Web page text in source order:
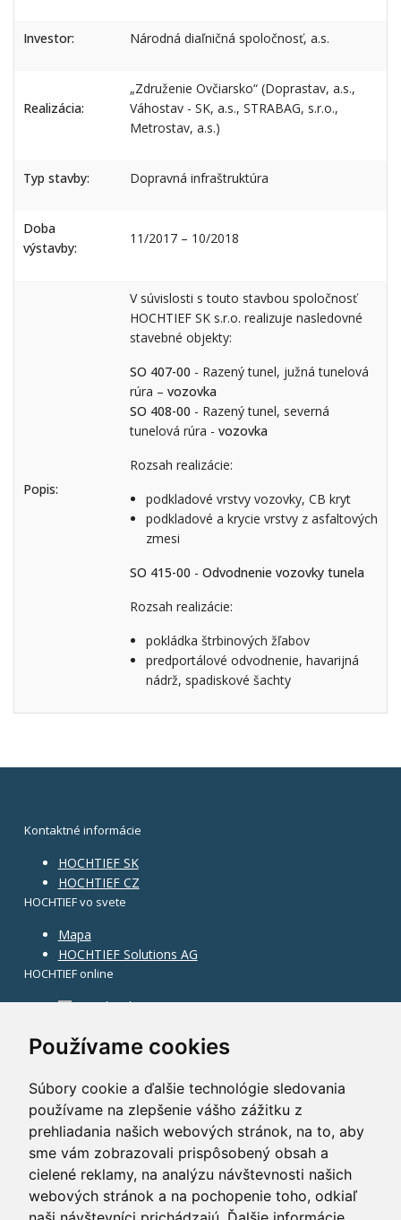
Používame cookies
Súbory cookie a ďalšie technológie sledovania
používame na zlepšenie vášho zážitku z
prehliadania našich webových stránok, na to, aby
sme vám zobrazovali prispôsobený obsah a
cielené reklamy, na analýzu návštevnosti našich
webových stránok a na pochopenie toho, odkiaľ
Investor: Národná diaľničná spoločnosť, a.s.
Realizácia:
„Združenie Ovčiarsko“ (Doprastav, a.s.,
Váhostav - SK, a.s., STRABAG, s.r.o.,
Metrostav, a.s.)
Typ stavby: Dopravná infraštruktúra
Doba
výstavby:
11/2017 – 10/2018
Popis:
V súvislosti s touto stavbou spoločnosť
HOCHTIEF SK s.r.o. realizuje nasledovné
stavebné objekty:
SO 407-00 - Razený tunel, južná tunelová
rúra – vozovka
SO 408-00 - Razený tunel, severná
tunelová rúra - vozovka
Rozsah realizácie:
podkladové vrstvy vozovky, CB kryt
podkladové a krycie vrstvy z asfaltových
zmesi
SO 415-00 - Odvodnenie vozovky tunela
Rozsah realizácie:
pokládka štrbinových žľabov
predportálové odvodnenie, havarijná
nádrž, spadiskové šachty
Kontaktné informácie
HOCHTIEF SK
HOCHTIEF CZ
HOCHTIEF vo svete
Mapa
HOCHTIEF Solutions AG
HOCHTIEF online
Facebook